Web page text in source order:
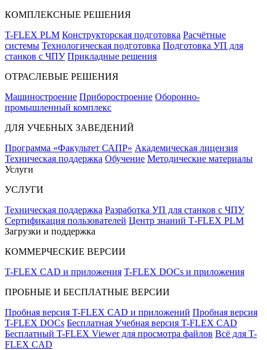
КОМПЛЕКСНЫЕ РЕШЕНИЯ
T-FLEX PLM Конструкторская подготовка Расчётные
системы Технологическая подготовка Подготовка УП для
станков с ЧПУ Прикладные решения
ОТРАСЛЕВЫЕ РЕШЕНИЯ
Машиностроение Приборостроение Оборонно-
промышленный комплекс
ДЛЯ УЧЕБНЫХ ЗАВЕДЕНИЙ
Программа «Факультет САПР» Академическая лицензия
Техническая поддержка Обучение Методические материалы
Услуги
УСЛУГИ
Техническая поддержка Разработка УП для станков с ЧПУ
Сертификация пользователей Центр знаний T‑FLEX PLM
Загрузки и поддержка
КОММЕРЧЕСКИЕ ВЕРСИИ
T-FLEX CAD и приложения T-FLEX DOCs и приложения
ПРОБНЫЕ И БЕСПЛАТНЫЕ ВЕРСИИ
Пробная версия T-FLEX CAD и приложений Пробная версия
T-FLEX DOCs Бесплатная Учебная версия T-FLEX CAD
Бесплатный T-FLEX Viewer для просмотра файлов Всё для T-
FLEX CAD